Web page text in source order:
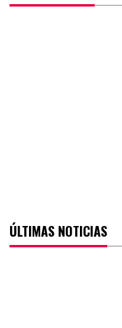
ÚLTIMAS NOTICIAS